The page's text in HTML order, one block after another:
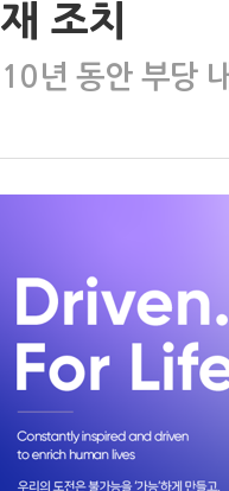
재 조치
10년 동안 부당